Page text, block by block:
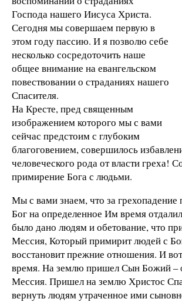
Господа нашего Иисуса Христа.
Сегодня мы совершаем первую в
этом году пассию. И я позволю себе
несколько сосредоточить наше
общее внимание на евангельском
повествовании о страданиях нашего
Спасителя.
На Кресте, пред священным
изображением которого мы с вами
сейчас предстоим с глубоким
благоговением, совершилось
человеческого рода от власти греха!
примирение Бога с людьми.
Мы с вами знаем, что за
Бог на определенное Им время
было дано людям и обетование, что
Мессия, Который примирит людей с
восстановит прежние отношения. И
время. На землю пришел Сын Божий –
Мессия. Пришел на землю Христос
вернуть людям утраченное ими